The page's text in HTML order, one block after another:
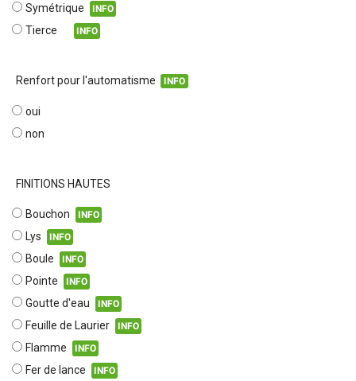
Symétrique INFO
Tierce INFO
Renfort pour l'automatisme INFO
oui
non
FINITIONS HAUTES
Bouchon INFO
Lys INFO
Boule INFO
Pointe INFO
Goutte d'eau INFO
Feuille de Laurier INFO
Flamme INFO
Fer de lance INFO